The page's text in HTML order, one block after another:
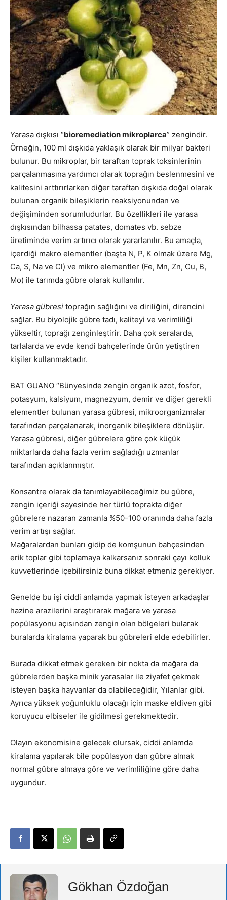
Yarasa dışkısı “bioremediation mikroplarca” zengindir.
Örneğin, 100 ml dışkıda yaklaşık olarak bir milyar bakteri
bulunur. Bu mikroplar, bir taraftan toprak toksinlerinin
parçalanmasına yardımcı olarak toprağın beslenmesini ve
kalitesini arttırırlarken diğer taraftan dışkıda doğal olarak
bulunan organik bileşiklerin reaksiyonundan ve
değişiminden sorumludurlar. Bu özellikleri ile yarasa
dışkısından bilhassa patates, domates vb. sebze
üretiminde verim artırıcı olarak yararlanılır. Bu amaçla,
içerdiği makro elementler (başta N, P, K olmak üzere Mg,
Ca, S, Na ve Cl) ve mikro elementler (Fe, Mn, Zn, Cu, B,
Mo) ile tarımda gübre olarak kullanılır.
Yarasa gübresi toprağın sağlığını ve diriliğini, direncini
sağlar. Bu biyolojik gübre tadı, kaliteyi ve verimliliği
yükseltir, toprağı zenginleştirir. Daha çok seralarda,
tarlalarda ve evde kendi bahçelerinde ürün yetiştiren
kişiler kullanmaktadır.
BAT GUANO “Bünyesinde zengin organik azot, fosfor,
potasyum, kalsiyum, magnezyum, demir ve diğer gerekli
elementler bulunan yarasa gübresi, mikroorganizmalar
tarafından parçalanarak, inorganik bileşiklere dönüşür.
Yarasa gübresi, diğer gübrelere göre çok küçük
miktarlarda daha fazla verim sağladığı uzmanlar
tarafından açıklanmıştır.
Konsantre olarak da tanımlayabileceğimiz bu gübre,
zengin içeriği sayesinde her türlü toprakta diğer
gübrelere nazaran zamanla %50-100 oranında daha fazla
verim artışı sağlar.
Mağaralardan bunları gidip de komşunun bahçesinden
erik toplar gibi toplamaya kalkarsanız sonraki çayı kolluk
kuvvetlerinde içebilirsiniz buna dikkat etmeniz gerekiyor.
Genelde bu işi ciddi anlamda yapmak isteyen arkadaşlar
hazine arazilerini araştırarak mağara ve yarasa
popülasyonu açısından zengin olan bölgeleri bularak
buralarda kiralama yaparak bu gübreleri elde edebilirler.
Burada dikkat etmek gereken bir nokta da mağara da
gübrelerden başka minik yarasalar ile ziyafet çekmek
isteyen başka hayvanlar da olabileceğidir, Yılanlar gibi.
Ayrıca yüksek yoğunluklu olacağı için maske eldiven gibi
koruyucu elbiseler ile gidilmesi gerekmektedir.
Olayın ekonomisine gelecek olursak, ciddi anlamda
kiralama yapılarak bile popülasyon dan gübre almak
normal gübre almaya göre ve verimliliğine göre daha
uygundur.
Gökhan Özdoğan